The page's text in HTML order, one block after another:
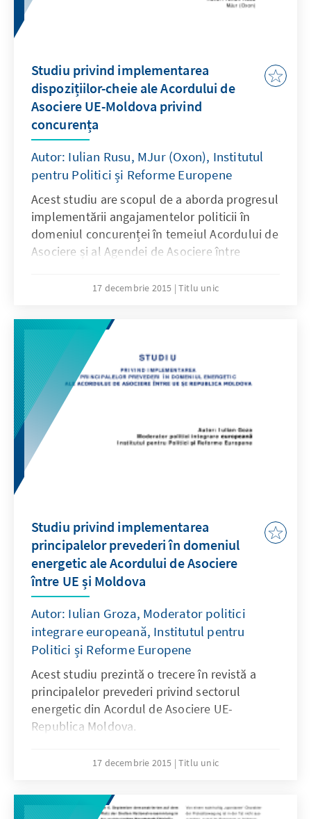
Studiu privind implementarea
dispozițiilor-cheie ale Acordului de
Asociere UE-Moldova privind
concurența
Autor: Iulian Rusu, MJur (Oxon), Institutul
pentru Politici și Reforme Europene
Acest studiu are scopul de a aborda progresul
implementării angajamentelor politicii în
domeniul concurenței în temeiul Acordului de
Asociere și al Agendei de Asociere între
termenelor limită care se apropie și care s-au
specifice, atrage agenția asupra calității
transpunerii anumitor prevederi, precum și
accentuează asupra acțiunilor rămase ce
trebuie întreprinse în viitor pentru a asigura
conformarea la prevederile Acordului de
Asociere.
17 decembrie 2015 Titlu unic
Studiu privind implementarea
principalelor prevederi în domeniul
energetic ale Acordului de Asociere
între UE și Moldova
Autor: Iulian Groza, Moderator politici
integrare europeană, Institutul pentru
Politici și Reforme Europene
Acest studiu prezintă o trecere în revistă a
principalelor prevederi privind sectorul
energetic din Acordul de Asociere UE-
Republica Moldova.
17 decembrie 2015 Titlu unic